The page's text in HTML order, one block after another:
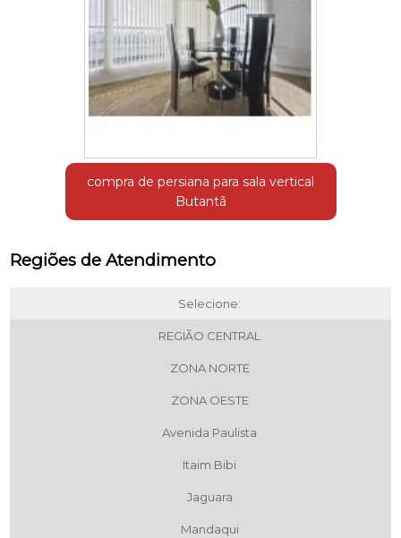
compra de persiana para sala vertical
Butantã
Regiões de Atendimento
Selecione:
REGIÃO CENTRAL
ZONA NORTE
ZONA OESTE
Avenida Paulista
Itaim Bibi
Jaguara
Mandaqui